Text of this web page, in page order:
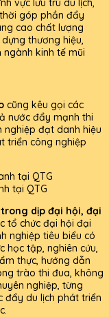
vực lưu trú du lịch,
góp phần đẩy
cao chất lượng
thương hiệu,
kinh tế mũi
cũng kêu gọi các
nước đẩy mạnh thi
nghiệp đạt danh hiệu
triển công nghiệp
tại QTG
dịp đại hội, đại
tổ chức đại hội đại
nghiệp tiêu biểu có
học tập, nghiên cứu,
thực, hướng dẫn
trào thi đua, không
nghiệp, từng
đẩy du lịch phát triển